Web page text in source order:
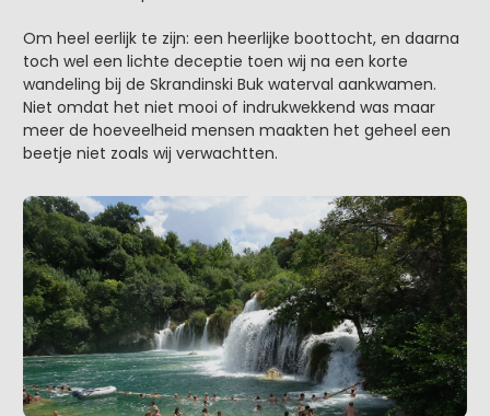
Om heel eerlijk te zijn: een heerlijke boottocht, en daarna
toch wel een lichte deceptie toen wij na een korte
wandeling bij de Skrandinski Buk waterval aankwamen.
Niet omdat het niet mooi of indrukwekkend was maar
meer de hoeveelheid mensen maakten het geheel een
beetje niet zoals wij verwachtten.